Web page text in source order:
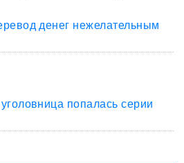
денег нежелательным
попалась серии